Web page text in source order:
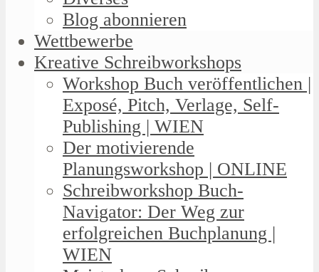
Blog abonnieren
Wettbewerbe
Kreative Schreibworkshops
Workshop Buch veröffentlichen |
Exposé, Pitch, Verlage, Self-
Publishing | WIEN
Der motivierende
Planungsworkshop | ONLINE
Schreibworkshop Buch-
Navigator: Der Weg zur
erfolgreichen Buchplanung |
WIEN